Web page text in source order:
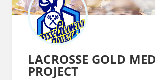
LACROSSE GOLD
PROJECT